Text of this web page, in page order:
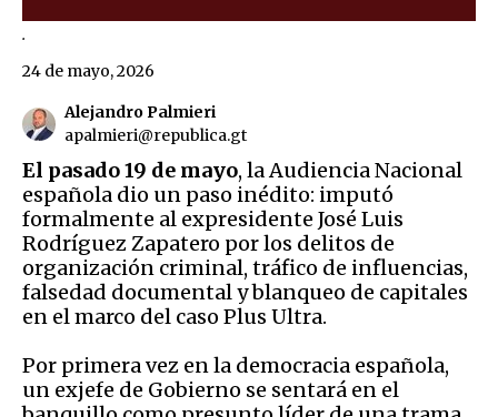
.
Alejandro Palmieri
apalmieri@republica.gt
24 de mayo, 2026
El pasado 19 de mayo, la Audiencia Nacional
española dio un paso inédito: imputó
formalmente al expresidente José Luis
Rodríguez Zapatero por los delitos de
organización criminal, tráfico de influencias,
falsedad documental y blanqueo de capitales
en el marco del caso Plus Ultra.
Por primera vez en la democracia española,
un exjefe de Gobierno se sentará en el